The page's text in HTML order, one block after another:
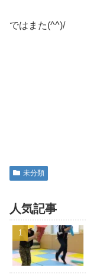
ではまた(^^)/
未分類
人気記事